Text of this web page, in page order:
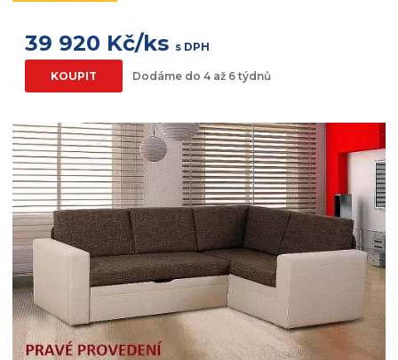
39 920 Kč/ks s DPH
KOUPIT Dodáme do 4 až 6 týdnů